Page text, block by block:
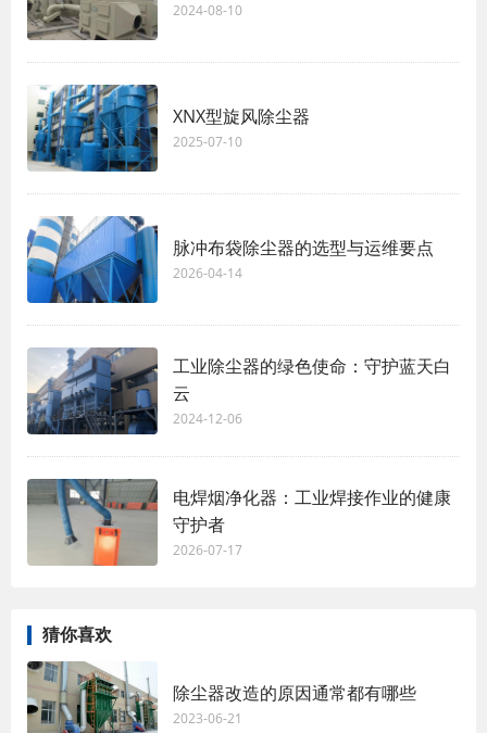
2024-08-10
XNX型旋风除尘器
2025-07-10
脉冲布袋除尘器的选型与运维要点
2026-04-14
工业除尘器的绿色使命：守护蓝天白
云
2024-12-06
电焊烟净化器：工业焊接作业的健康
守护者
2026-07-17
猜你喜欢
除尘器改造的原因通常都有哪些
2023-06-21